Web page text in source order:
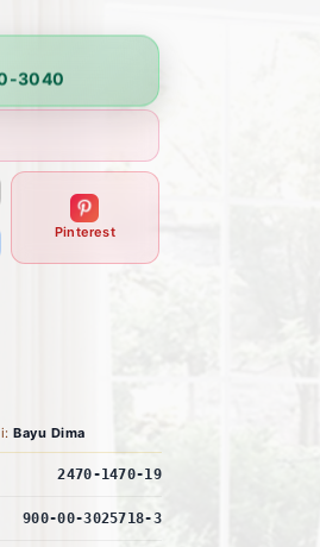
3040
Pinterest
Bayu Dima
2470-1470-19
900-00-3025718-3